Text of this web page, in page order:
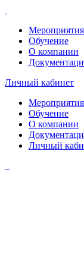
Мероприятия
Обучение
О компании
Личный кабинет
Мероприятия
Обучение
О компании
Личный